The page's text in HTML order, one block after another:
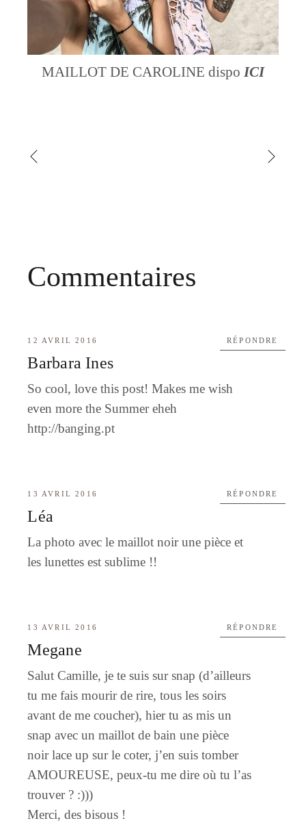
MAILLOT DE CAROLINE dispo ICI
Commentaires
12 AVRIL 2016
Barbara Ines
So cool, love this post! Makes me wish
even more the Summer eheh
http://banging.pt
RÉPONDRE
13 AVRIL 2016
Léa
La photo avec le maillot noir une pièce et
les lunettes est sublime !!
RÉPONDRE
13 AVRIL 2016
Megane
Salut Camille, je te suis sur snap (d’ailleurs
tu me fais mourir de rire, tous les soirs
avant de me coucher), hier tu as mis un
snap avec un maillot de bain une pièce
noir lace up sur le coter, j’en suis tomber
AMOUREUSE, peux-tu me dire où tu l’as
trouver ? :)))
Merci, des bisous !
RÉPONDRE